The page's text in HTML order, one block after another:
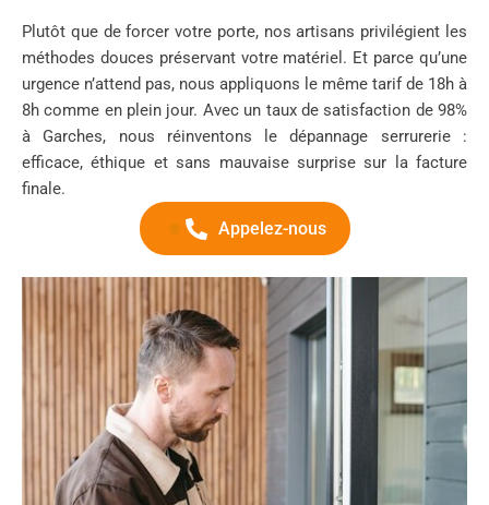
Plutôt que de forcer votre porte, nos artisans privilégient les
méthodes douces préservant votre matériel. Et parce qu’une
urgence n’attend pas, nous appliquons le même tarif de 18h à
8h comme en plein jour. Avec un taux de satisfaction de 98%
à Garches, nous réinventons le dépannage serrurerie :
efficace, éthique et sans mauvaise surprise sur la facture
finale.
Appelez-nous